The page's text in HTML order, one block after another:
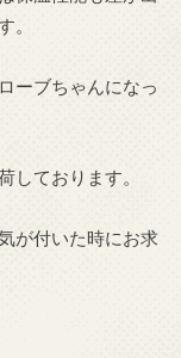
。
ーブちゃんになっ
しております。
が付いた時にお求